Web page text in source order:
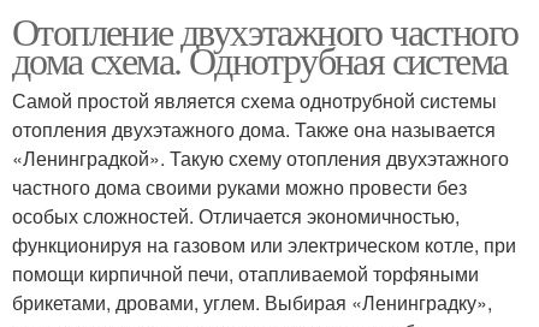
Отопление двухэтажного частного
дома схема. Однотрубная система
Самой простой является схема однотрубной системы
отопления двухэтажного дома. Также она называется
«Ленинградкой». Такую схему отопления двухэтажного
частного дома своими руками можно провести без
особых сложностей. Отличается экономичностью,
функционируя на газовом или электрическом котле, при
помощи кирпичной печи, отапливаемой торфяными
брикетами, дровами, углем. Выбирая «Ленинградку»,